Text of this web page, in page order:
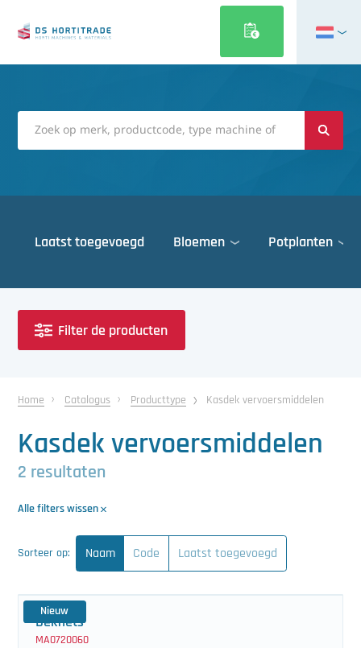
English
Deutsch
Polski
Română
Laatst toegevoegd Bloemen Potplanten
Gewasbescherming
Ontvochtiging
Reinigingsmachines
Teeltwisseling
Ventilatoren
Laatst toegevoegd
Home Catalogus Producttype Kasdek vervoersmiddelen
Kasdek vervoersmiddelen
2 resultaten
Alle filters wissen
Sorteer op: Naam Code Laatst toegevoegd
Nieuw
Dekfiets
MA0720060